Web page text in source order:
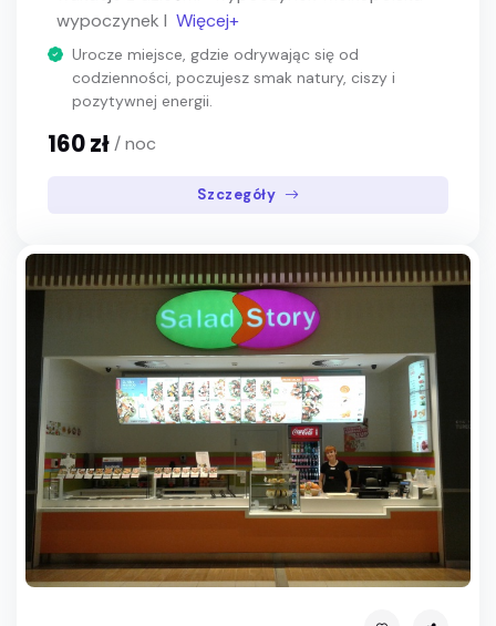
wypoczynek l Więcej+
Urocze miejsce, gdzie odrywając się od
codzienności, poczujesz smak natury, ciszy i
pozytywnej energii.
160 zł/ noc
Szczegóły